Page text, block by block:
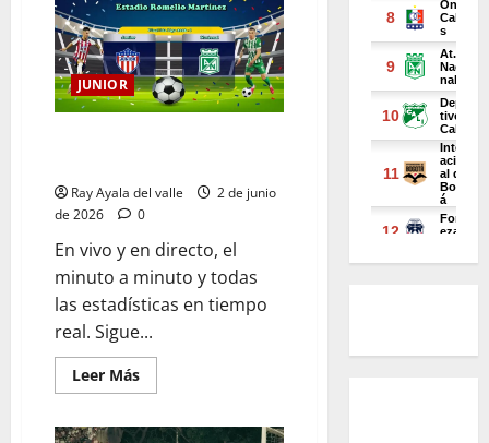
JUNIOR
Ray Ayala del valle
2 de junio
de 2026
0
En vivo y en directo, el
minuto a minuto y todas
las estadísticas en tiempo
real. Sigue...
Leer Más